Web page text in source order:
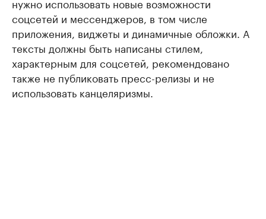
соцсетей и мессенджеров, в том числе
приложения, виджеты и динамичные обложки. А
тексты должны быть написаны стилем,
характерным для соцсетей, рекомендовано
также не публиковать пресс-релизы и не
использовать канцеляризмы.